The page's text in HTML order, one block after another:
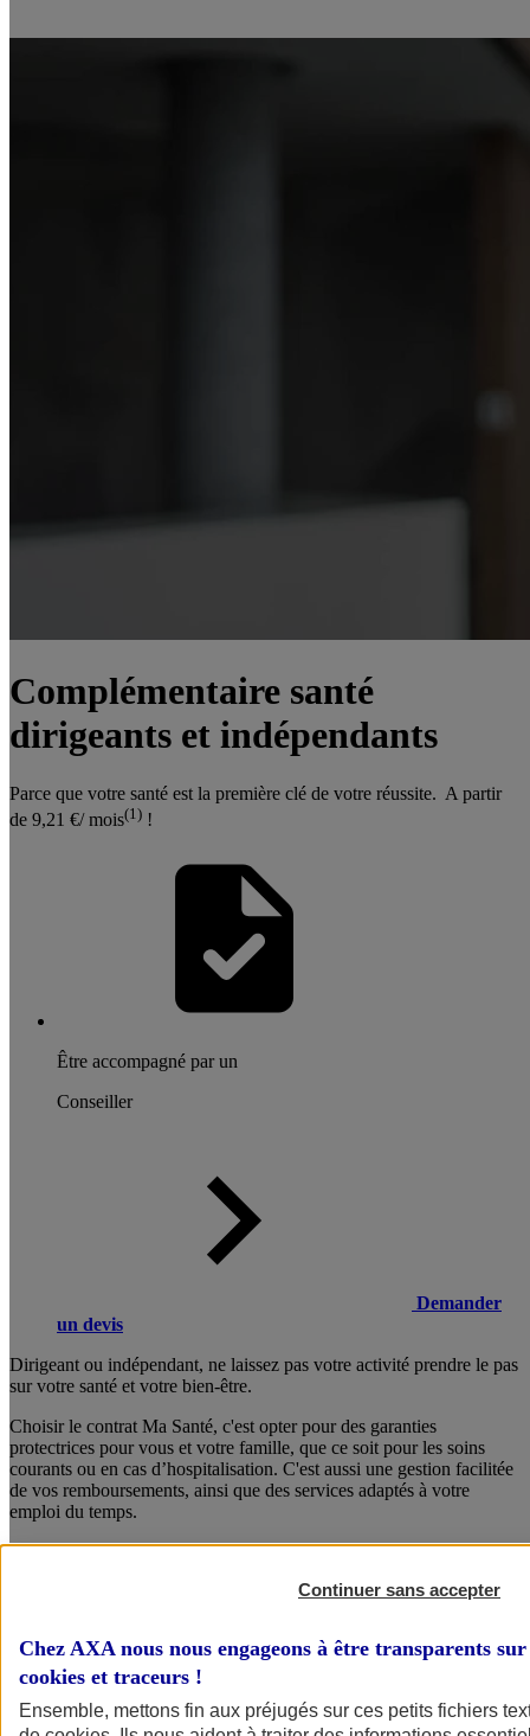
Complémentaire santé
dirigeants et indépendants
Parce que votre santé est la première clé de votre réussite. A partir
de 9,21 €/ mois(1) !
Être accompagné par un
Conseiller
Demander
un devis
Dirigeant ou indépendant, ne laissez pas votre activité prendre le pas
sur votre santé et votre bien-être.
Choisir le contrat Ma Santé, c'est opter pour des garanties
protectrices pour vous et votre famille, que ce soit pour les soins
courants ou en cas d’hospitalisation. C'est aussi une gestion facilitée
de vos remboursements, ainsi que des services adaptés à votre
emploi du temps.
Composez dès maintenant votre formule sur mesure !
Consulter les documents d’informationsContinuer sans accepter
Chez AXA nous nous engageons à être transparents
cookies et traceurs !
Ensemble, mettons fin aux préjugés sur ces petits fichiers